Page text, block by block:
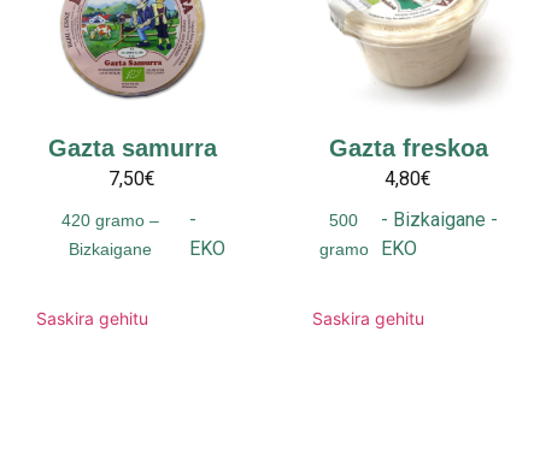
Gazta samurra
7,50€
420 gramo –
Bizkaigane
-
EKO
Saskira gehitu
Gazta freskoa
4,80€
500
gramo
- Bizkaigane -
EKO
Saskira gehitu